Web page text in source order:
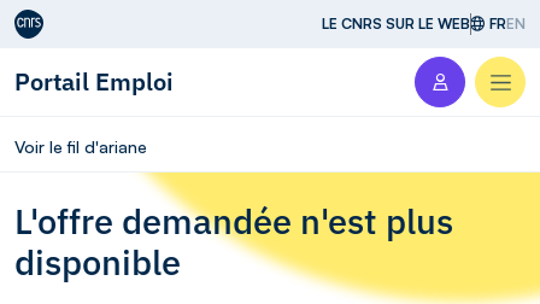
Aller au contenu LE CNRS SUR LE WEB FREN
Portail Emploi
Voir le fil d'ariane
L'offre demandée n'est plus
disponible